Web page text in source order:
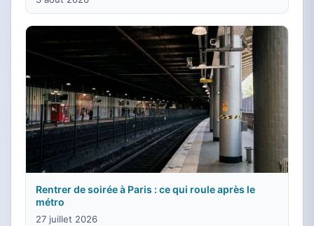
Rentrer de soirée à Paris : ce qui roule après le
métro
27 juillet 2026